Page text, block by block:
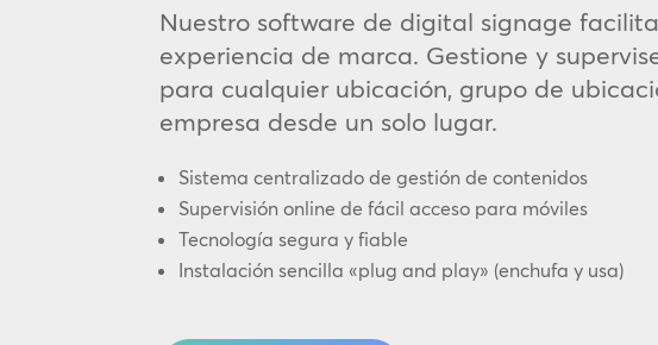
Nuestro software de digital signage
experiencia de marca. Gestione y
para cualquier ubicación, grupo de
empresa desde un solo lugar.
Sistema centralizado de gestión de contenidos
Supervisión online de fácil acceso para móviles
Tecnología segura y fiable
Instalación sencilla «plug and play» (enchufa y usa)